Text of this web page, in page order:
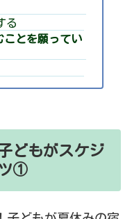
る
ことを願ってい
どもがスケジ
ツ①